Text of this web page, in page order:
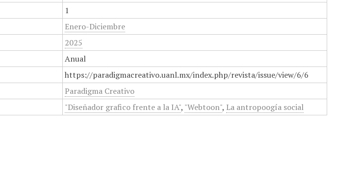
1
Enero-Diciembre
2025
Anual
https://paradigmacreativo.uanl.mx/index.php/revista/issue/view/6/6
Paradigma Creativo
"Diseñador grafico frente a la IA", "Webtoon", La antropoogía social